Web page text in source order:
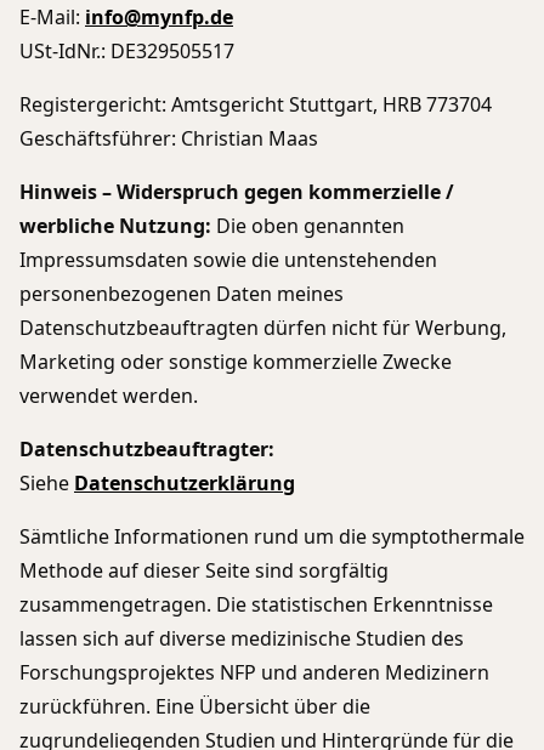
E-Mail: info@mynfp.de
USt-IdNr.: DE329505517
Registergericht: Amtsgericht Stuttgart, HRB 773704
Geschäftsführer: Christian Maas
Hinweis – Widerspruch gegen kommerzielle /
werbliche Nutzung: Die oben genannten
Impressumsdaten sowie die untenstehenden
personenbezogenen Daten meines
Datenschutzbeauftragten dürfen nicht für Werbung,
Marketing oder sonstige kommerzielle Zwecke
verwendet werden.
Datenschutzbeauftragter:
Siehe Datenschutzerklärung
Sämtliche Informationen rund um die symptothermale
Methode auf dieser Seite sind sorgfältig
zusammengetragen. Die statistischen Erkenntnisse
lassen sich auf diverse medizinische Studien des
Forschungsprojektes NFP und anderen Medizinern
zurückführen. Eine Übersicht über die
zugrundeliegenden Studien und Hintergründe für die